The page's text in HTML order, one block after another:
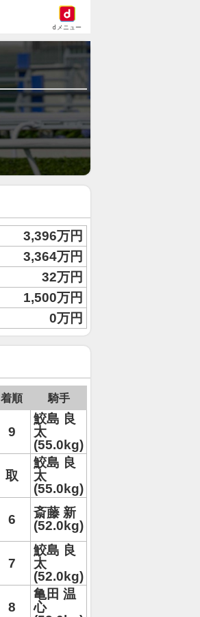
dメニュー
3,396万円
3,364万円
32万円
1,500万円
0万円
着順 騎手
9
鮫島 良
太
(55.0kg)
取
鮫島 良
太
(55.0kg)
6
斎藤 新
(52.0kg)
7
鮫島 良
太
(52.0kg)
8
亀田 温
心